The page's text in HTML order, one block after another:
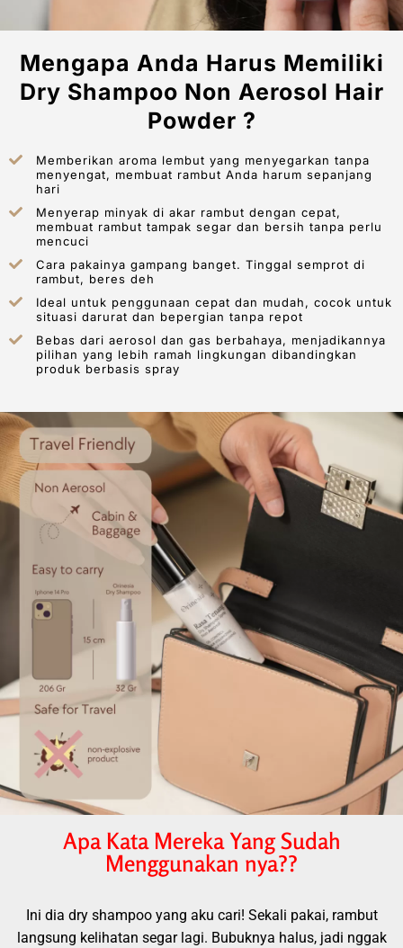
Mengapa Anda Harus Memiliki
Dry Shampoo Non Aerosol Hair
Powder​ ?
Memberikan aroma lembut yang menyegarkan tanpa
menyengat, membuat rambut Anda harum sepanjang
hari
Menyerap minyak di akar rambut dengan cepat,
membuat rambut tampak segar dan bersih tanpa perlu
mencuci
Cara pakainya gampang banget. Tinggal semprot di
rambut, beres deh
Ideal untuk penggunaan cepat dan mudah, cocok untuk
situasi darurat dan bepergian tanpa repot
Bebas dari aerosol dan gas berbahaya, menjadikannya
pilihan yang lebih ramah lingkungan dibandingkan
produk berbasis spray
Apa Kata Mereka Yang Sudah
Menggunakan nya??
Ini dia dry shampoo yang aku cari! Sekali pakai, rambut
langsung kelihatan segar lagi. Bubuknya halus, jadi nggak